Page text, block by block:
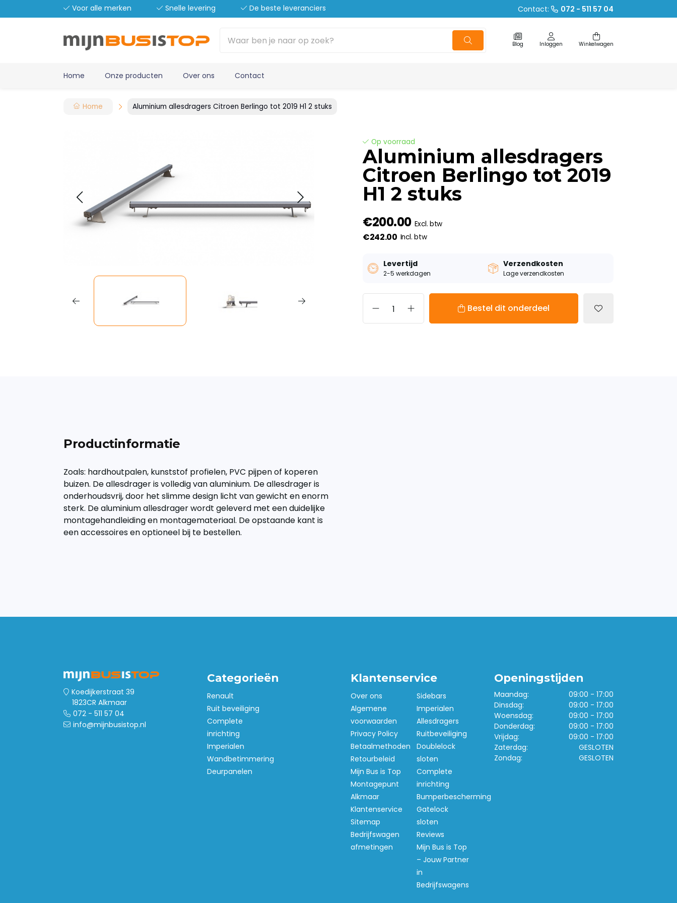
Voor alle merken Snelle levering De beste leveranciers Contact: 072 - 511 57 04
Blog Inloggen Winkelwagen
Home Onze producten Over ons Contact
Home Aluminium allesdragers Citroen Berlingo tot 2019 H1 2 stuks
Op voorraad
Aluminium allesdragers
Citroen Berlingo tot 2019
H1 2 stuks
€200.00 Excl. btw
€242.00 Incl. btw
Levertijd
2-5 werkdagen
Verzendkosten
Lage verzendkosten
Bestel dit onderdeel
Productinformatie
Zoals: hardhoutpalen, kunststof profielen, PVC pijpen of koperen
buizen. De allesdrager is volledig van aluminium. De allesdrager is
onderhoudsvrij, door het slimme design licht van gewicht en enorm
sterk. De aluminium allesdrager wordt geleverd met een duidelijke
montagehandleiding en montagemateriaal. De opstaande kant is
een accessoires en optioneel bij te bestellen.
Koedijkerstraat 39
1823CR Alkmaar
072 - 511 57 04
info@mijnbusistop.nl
Categorieën
Renault
Ruit beveiliging
Complete
inrichting
Imperialen
Wandbetimmering
Deurpanelen
Klantenservice
Over ons
Algemene
voorwaarden
Privacy Policy
Betaalmethoden
Retourbeleid
Mijn Bus is Top
Montagepunt
Alkmaar
Klantenservice
Sitemap
Bedrijfswagen
afmetingen
Sidebars
Imperialen
Allesdragers
Ruitbeveiliging
Doublelock
sloten
Complete
inrichting
Bumperbescherming
Gatelock
sloten
Reviews
Mijn Bus is Top
– Jouw Partner
in
Bedrijfswagens
Openingstijden
Maandag:
09:00 - 17:00
Dinsdag:
09:00 - 17:00
Woensdag:
09:00 - 17:00
Donderdag:
09:00 - 17:00
Vrijdag:
09:00 - 17:00
Zaterdag:
GESLOTEN
Zondag:
GESLOTEN